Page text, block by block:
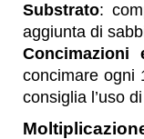
Substrato:
aggiunta di
Concimazioni
concimare ogni
consiglia l’uso